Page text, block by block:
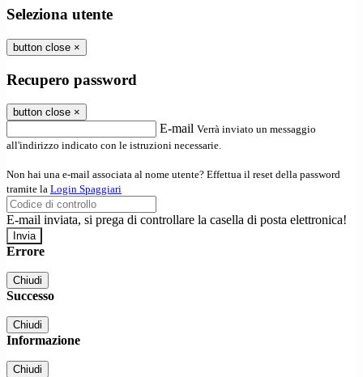
Seleziona utente
button close ×
Recupero password
button close ×
E-mail Verrà inviato un messaggio
all'indirizzo indicato con le istruzioni necessarie.
Non hai una e-mail associata al nome utente? Effettua il reset della password
tramite la Login Spaggiari
E-mail inviata, si prega di controllare la casella di posta elettronica!
Errore
Chiudi
Successo
Chiudi
Informazione
Chiudi